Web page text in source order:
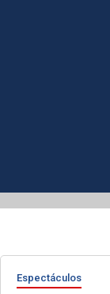
Espectáculos